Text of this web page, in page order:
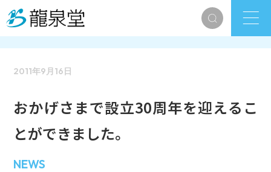
2011年9月16日
おかげさまで設立30周年を迎えるこ
とができました。
NEWS